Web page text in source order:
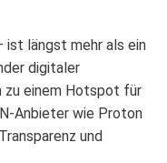
ist längst mehr als ein
digitaler
zu einem Hotspot für
Anbieter wie Proton
und